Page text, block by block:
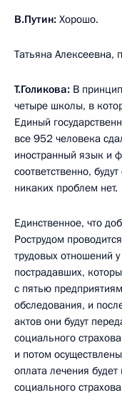
В.Путин: Хорошо.
Татьяна Алексеевна,
Т.Голикова: В
четыре школы, в
Единый
все 952 человека
иностранный язык и
соответственно,
никаких проблем нет.
Единственное, что
Рострудом
трудовых отношений
пострадавших,
с пятью
обследования, и
актов они будут
социального
и потом
оплата лечения
социального